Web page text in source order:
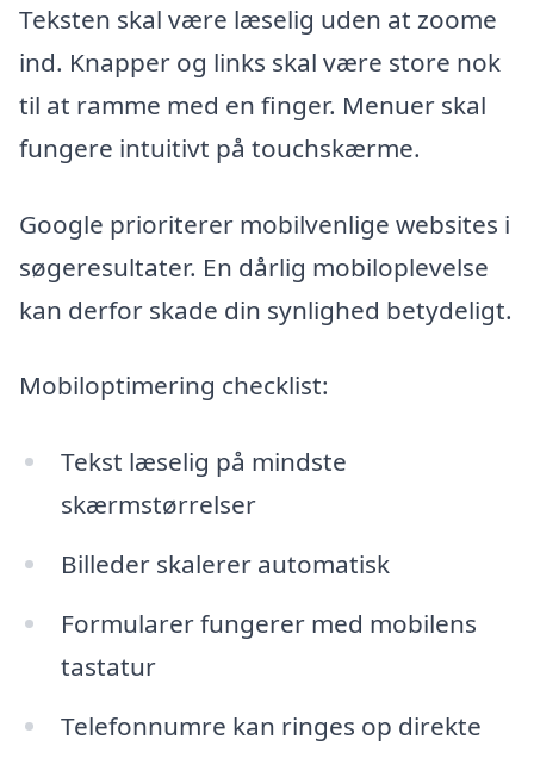
Teksten skal være læselig uden at zoome
ind. Knapper og links skal være store nok
til at ramme med en finger. Menuer skal
fungere intuitivt på touchskærme.
Google prioriterer mobilvenlige websites i
søgeresultater. En dårlig mobiloplevelse
kan derfor skade din synlighed betydeligt.
Mobiloptimering checklist:
Tekst læselig på mindste
skærmstørrelser
Billeder skalerer automatisk
Formularer fungerer med mobilens
tastatur
Telefonnumre kan ringes op direkte